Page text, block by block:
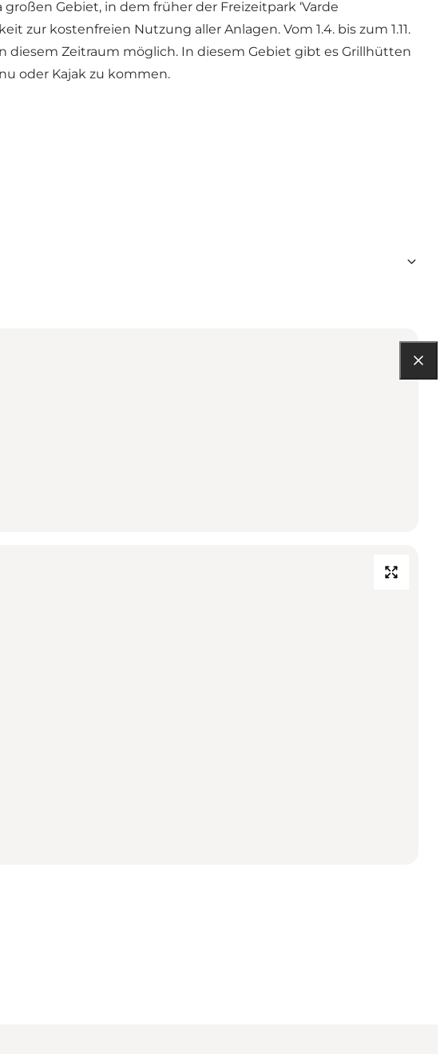
Gebiet, in dem früher der Freizeitpark ‘Varde
kostenfreien Nutzung aller Anlagen. Vom 1.4. bis zum 1.11.
diesem Zeitraum möglich. In diesem Gebiet gibt es Grillhütten
oder Kajak zu kommen.